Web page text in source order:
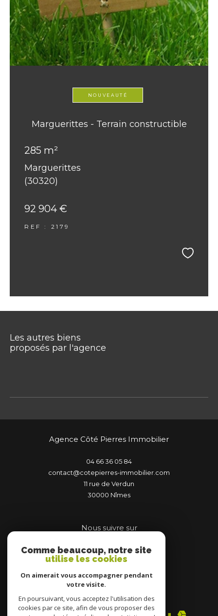
NOUVEAUTÉ
Marguerittes - Terrain constructible
285 m²
Marguerittes
(30320)
92 904 €
REF : 2179
Les autres biens
proposés par l'agence
Agence Côté Pierres Immobilier
04 66 36 05 84
contact@cotepierres-immobilier.com
11 rue de Verdun
30000
nîmes
Nous suivre sur
Adhérents
Comme beaucoup, notre site
utilise les cookies
On aimerait vous accompagner pendant
votre visite.
En poursuivant, vous acceptez l'utilisation des
cookies par ce site, afin de vous proposer des